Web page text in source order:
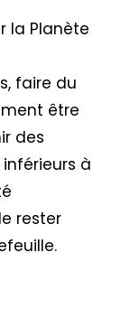
la Planète
faire du
être
des
à
rester